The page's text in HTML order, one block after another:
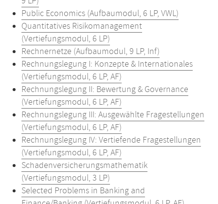
Public Economics (Aufbaumodul, 6 LP, VWL)
Quantitatives Risikomanagement
(Vertiefungsmodul, 6 LP)
Rechnernetze (Aufbaumodul, 9 LP, Inf)
Rechnungslegung I: Konzepte & Internationales
(Vertiefungsmodul, 6 LP, AF)
Rechnungslegung II: Bewertung & Governance
(Vertiefungsmodul, 6 LP, AF)
Rechnungslegung III: Ausgewählte Fragestellungen
(Vertiefungsmodul, 6 LP, AF)
Rechnungslegung IV: Vertiefende Fragestellungen
(Vertiefungsmodul, 6 LP, AF)
Schadenversicherungsmathematik
(Vertiefungsmodul, 3 LP)
Selected Problems in Banking and